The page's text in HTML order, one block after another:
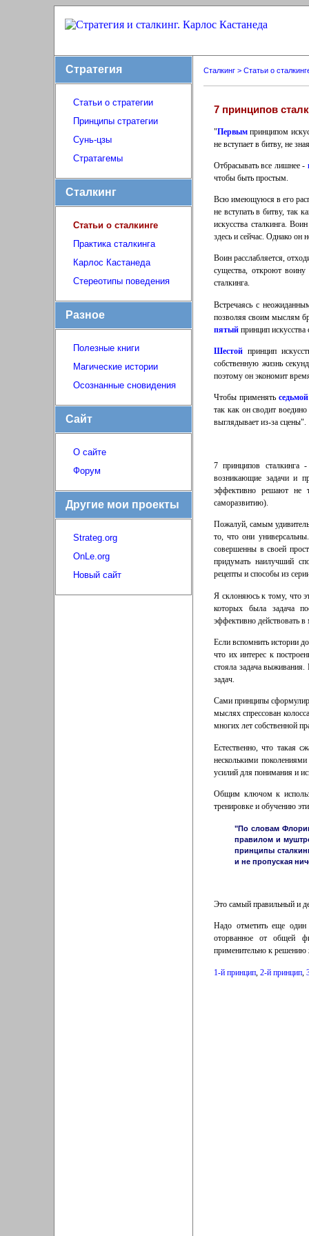
Стратегия
Статьи о стратегии
Принципы стратегии
Сунь-цзы
Стратагемы
Сталкинг
Статьи о сталкинге
Практика сталкинга
Карлос Кастанеда
Стереотипы поведения
Разное
Полезные книги
Магические истории
Осознанные сновидения
Сайт
О сайте
Форум
Другие мои проекты
Strateg.org
OnLe.org
Новый сайт
Сталкинг > Статьи о
7 принципов
"Первым принципом
не вступает в битву, не
Отбрасывать все лишнее -
чтобы быть простым.
Всю имеющуюся в его
не вступать в битву, так
искусства сталкинга.
здесь и сейчас. Однако он
Воин расслабляется,
существа, откроют
сталкинга.
Встречаясь с
позволяя своим мыслям
пятый принцип искусства
Шестой принцип
собственную жизнь
поэтому он экономит
Чтобы применятьседьмой
так как он сводит
выглядывает из-за сцены".
7 принципов сталкинга
возникающие задачи и
эффективно решают не
саморазвитию).
Пожалуй, самым
то, что они
совершенны в своей
придумать наилучший
рецепты и способы из
Я склоняюсь к тому, что
которых была задача
эффективно действовать
Если вспомнить истории
что их интерес к
стояла задача
задач.
Сами принципы
мыслях спрессован
многих лет собственной
Естественно, что такая
несколькими
усилий для понимания и
Общим ключом к
тренировке и обучению
"По словам
правилом и
принципы
и не пропуская
Это самый правильный и
Надо отметить еще
оторванное от общей
применительно к решению
1-й принцип 2-й принцип